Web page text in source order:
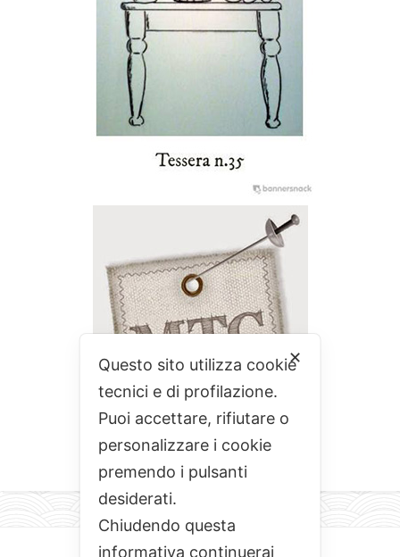
✕
Questo sito utilizza cookie
tecnici e di profilazione.
Puoi accettare, rifiutare o
personalizzare i cookie
premendo i pulsanti
desiderati.
Chiudendo questa
informativa continuerai